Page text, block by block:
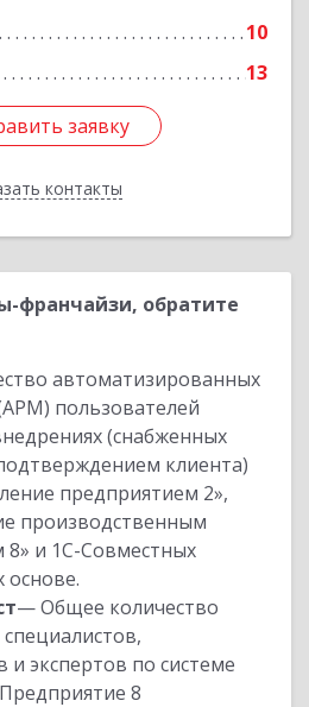
10
13
заявку
контакты
заявку
Назад
франчайзи, обратите
автоматизированных
пользователей
(снабженных
клиента)
предприятием 2»,
производственным
8» и 1С-Совместных
основе.
— Общее количество
и экспертов по системе
8